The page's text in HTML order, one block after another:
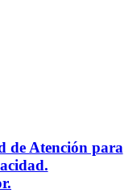
de Atención para